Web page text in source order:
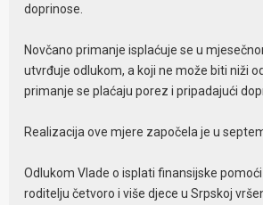
doprinose.
Novčano primanje isplaćuje se u
utvrđuje odlukom, a koji ne može biti niži
primanje se plaćaju porez i pripadajući
Realizacija ove mjere započela je u
Odlukom Vlade o isplati finansijske
roditelju četvoro i više djece u Srpskoj